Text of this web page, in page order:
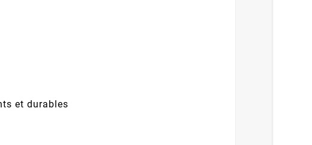
et durables